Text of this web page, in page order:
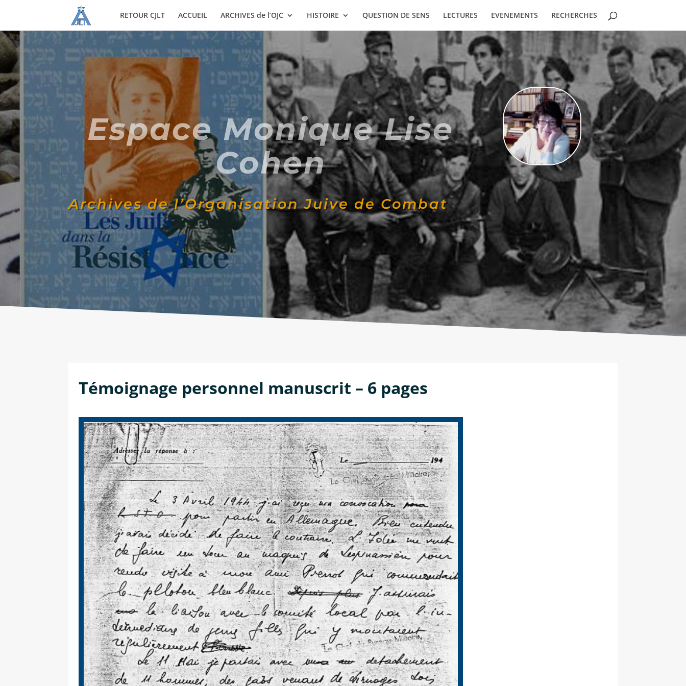
RETOUR CJLT ACCUEIL ARCHIVES de l’OJC HISTOIRE QUESTION DE SENS LECTURES EVENEMENTS RECHERCHES
Espace Monique Lise
Cohen
Archives de l’Organisation Juive de Combat
Témoignage personnel manuscrit – 6 pages